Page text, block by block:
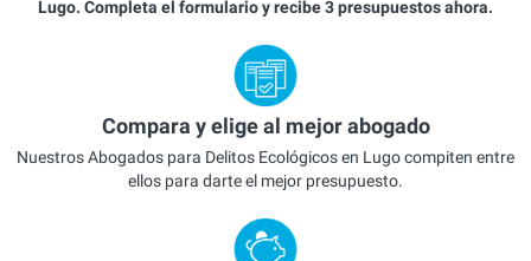
Lugo. Completa el formulario y recibe 3 presupuestos ahora.
Compara y elige al mejor abogado
Nuestros Abogados para Delitos Ecológicos en Lugo compiten entre
ellos para darte el mejor presupuesto.